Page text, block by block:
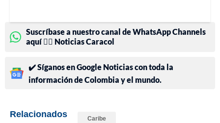
Suscríbase a nuestro canal de WhatsApp Channels
aquí 👉🏻 Noticias Caracol
✔️ Síganos en Google Noticias con toda la
información de Colombia y el mundo.
Relacionados Caribe